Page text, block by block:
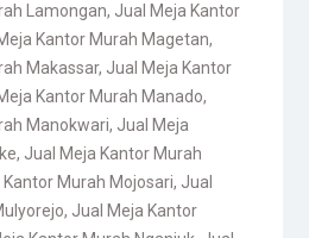
Lamongan, Jual Meja Kantor
Kantor Murah Magetan,
Makassar, Jual Meja Kantor
Kantor Murah Manado,
Manokwari, Jual Meja
, Jual Meja Kantor Murah
Murah Mojosari, Jual
, Jual Meja Kantor